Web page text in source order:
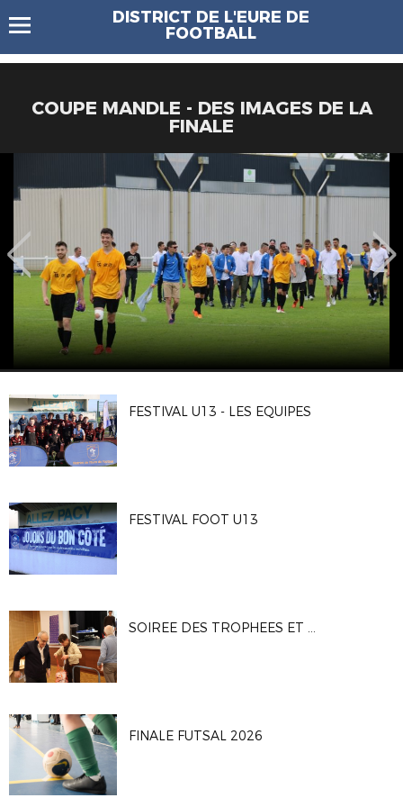
DISTRICT DE L'EURE DE
FOOTBALL
COUPE MANDLE - DES IMAGES DE LA
FINALE
FESTIVAL U13 - LES EQUIPES
FESTIVAL FOOT U13
SOIREE DES TROPHEES ET DES BENEVOLES
FINALE FUTSAL 2026